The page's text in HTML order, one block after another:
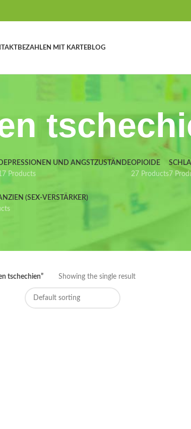
BEZAHLEN MIT KARTEBLOG
UND ANGSTZUSTÄNDE
Products
OPIOIDE
27 Products7
(SEX-VERSTÄRKER)
tschechien” Showing the single result